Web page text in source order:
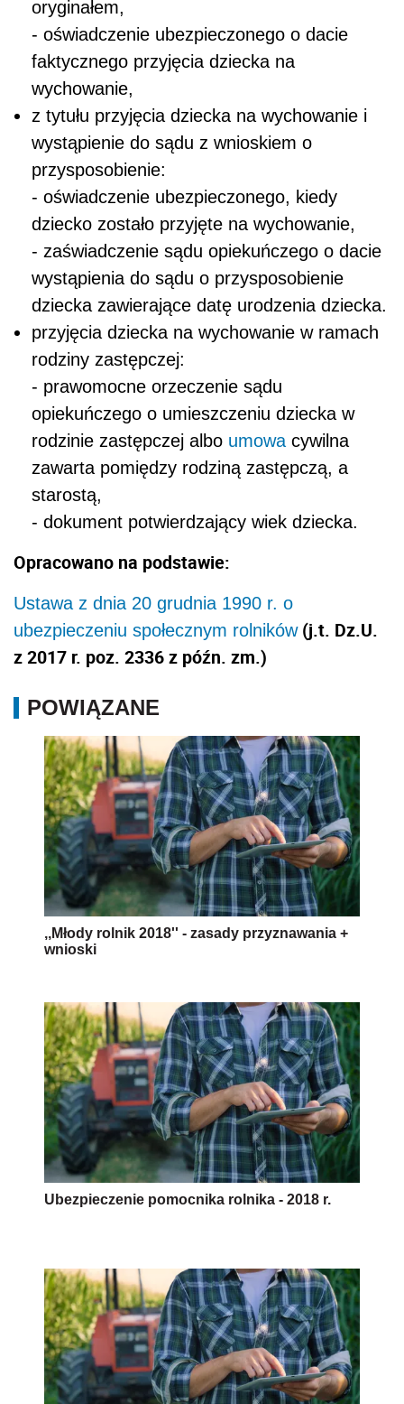
oryginałem,
- oświadczenie ubezpieczonego o dacie
faktycznego przyjęcia dziecka na
wychowanie,
z tytułu przyjęcia dziecka na wychowanie i
wystąpienie do sądu z wnioskiem o
przysposobienie:
- oświadczenie ubezpieczonego, kiedy
dziecko zostało przyjęte na wychowanie,
- zaświadczenie sądu opiekuńczego o dacie
wystąpienia do sądu o przysposobienie
dziecka zawierające datę urodzenia dziecka.
przyjęcia dziecka na wychowanie w ramach
rodziny zastępczej:
- prawomocne orzeczenie sądu
opiekuńczego o umieszczeniu dziecka w
rodzinie zastępczej albo umowa cywilna
zawarta pomiędzy rodziną zastępczą, a
starostą,
- dokument potwierdzający wiek dziecka.
Opracowano na podstawie:
Ustawa z dnia 20 grudnia 1990 r. o
ubezpieczeniu społecznym rolników(j.t. Dz.U.
z 2017 r. poz. 2336 z późn. zm.)
POWIĄZANE
,,Młody rolnik 2018'' - zasady przyznawania +
wnioski
Ubezpieczenie pomocnika rolnika - 2018 r.